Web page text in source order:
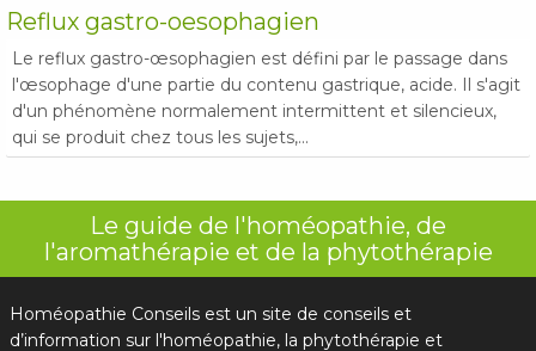
Reflux gastro-oesophagien
Le reflux gastro-œsophagien est défini par le passage dans
l'œsophage d'une partie du contenu gastrique, acide. Il s'agit
d'un phénomène normalement intermittent et silencieux,
qui se produit chez tous les sujets,...
Le guide de l'homéopathie, de
l'aromathérapie et de la phytothérapie
Homéopathie Conseils est un site de conseils et
d’information sur l'homéopathie, la phytothérapie et